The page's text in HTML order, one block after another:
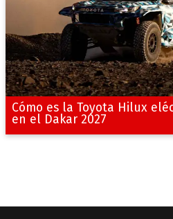
Cómo es la Toyota Hilux
en el Dakar 2027